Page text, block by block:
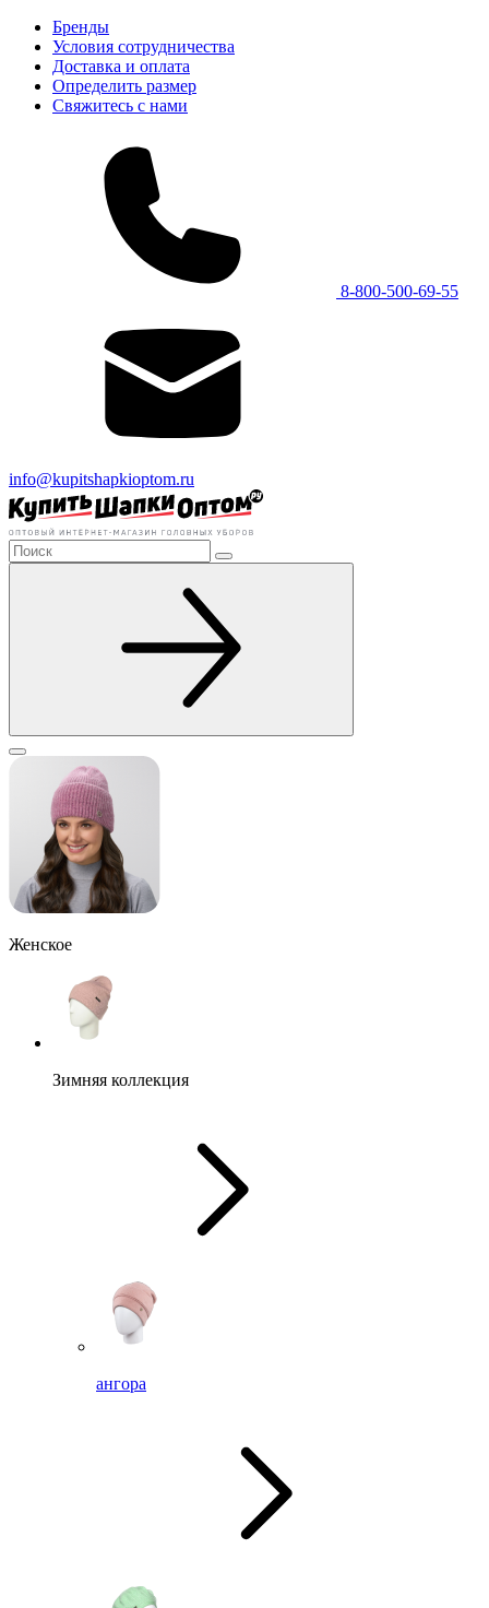
Бренды
Условия сотрудничества
Доставка и оплата
Определить размер
Свяжитесь с нами
8-800-500-69-55
info@kupitshapkioptom.ru
Женское
Зимняя коллекция
ангора